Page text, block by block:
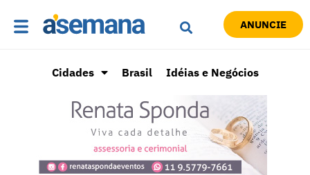
ANUNCIE
Cidades Brasil Idéias e Negócios